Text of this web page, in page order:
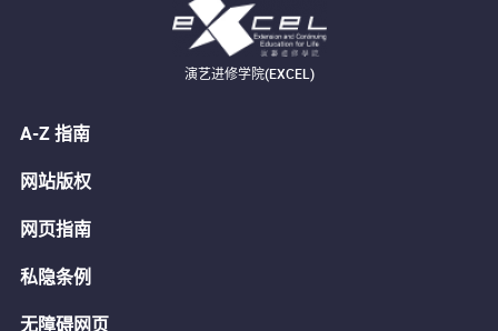
演艺进修学院(EXCEL)
A-Z 指南
网站版权
网页指南
私隐条例
无障碍网页